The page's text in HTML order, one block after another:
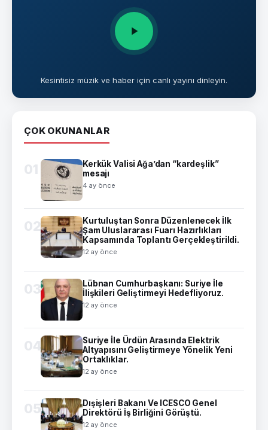
Kesintisiz müzik ve haber için canlı yayını dinleyin.
ÇOK OKUNANLAR
01
Kerkük Valisi Ağa’dan “kardeşlik”
mesajı
4 ay önce
02
Kurtuluştan Sonra Düzenlenecek İlk
Şam Uluslararası Fuarı Hazırlıkları
Kapsamında Toplantı Gerçekleştirildi.
12 ay önce
03
Lübnan Cumhurbaşkanı: Suriye İle
İlişkileri Geliştirmeyi Hedefliyoruz.
12 ay önce
04
Suriye İle Ürdün Arasında Elektrik
Altyapısını Geliştirmeye Yönelik Yeni
Ortaklıklar.
12 ay önce
05
Dışişleri Bakanı Ve ICESCO Genel
Direktörü İş Birliğini Görüştü.
12 ay önce